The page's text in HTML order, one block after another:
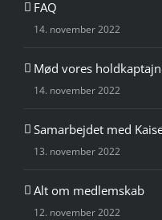
FAQ
14. november 2022
Mød vores
14. november 2022
Samarbejdet med
13. november 2022
Alt om medlemskab
12. november 2022